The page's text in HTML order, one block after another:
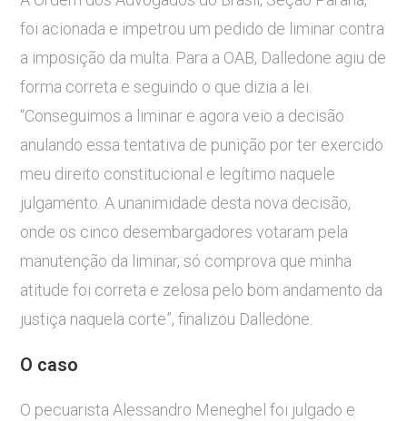
foi acionada e impetrou um pedido de liminar contra
a imposição da multa. Para a OAB, Dalledone agiu de
forma correta e seguindo o que dizia a lei.
“Conseguimos a liminar e agora veio a decisão
anulando essa tentativa de punição por ter exercido
meu direito constitucional e legítimo naquele
julgamento. A unanimidade desta nova decisão,
onde os cinco desembargadores votaram pela
manutenção da liminar, só comprova que minha
atitude foi correta e zelosa pelo bom andamento da
justiça naquela corte”, finalizou Dalledone.
O caso
O pecuarista Alessandro Meneghel foi julgado e